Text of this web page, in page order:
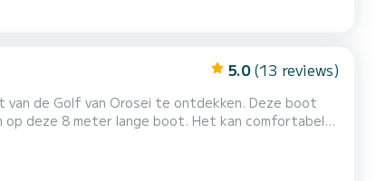
5.0 (13 reviews)
van de Golf van Orosei te ontdekken. Deze boot
deze 8 meter lange boot. Het kan comfortabel
met een vermogen van 300 pk. Zeer
zonnedek aan de boeg. Ruime U-vormige